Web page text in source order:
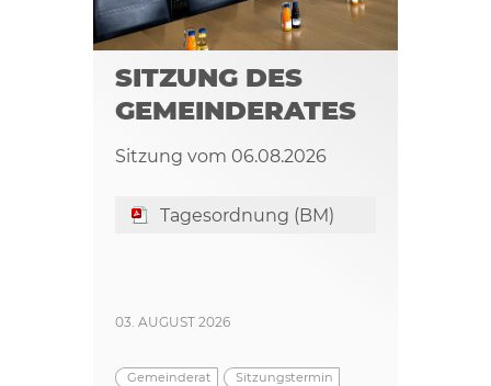
SITZUNG DES
GEMEINDERATES
Sitzung vom 06.08.2026
Tagesordnung (BM)
03. AUGUST 2026
Gemeinderat Sitzungstermin